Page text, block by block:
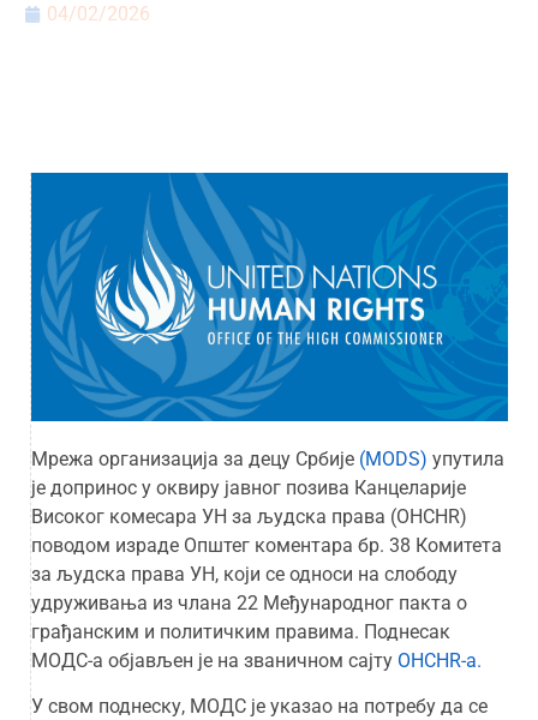
04/02/2026
Мрежа организација за децу Србије (MODS) упутила
је допринос у оквиру јавног позива Канцеларије
Високог комесара УН за људска права (OHCHR)
поводом израде Општег коментара бр. 38 Комитета
за људска права УН, који се односи на слободу
удруживања из члана 22 Међународног пакта о
грађанским и политичким правима. Поднесак
МОДС-а објављен је на званичном сајту OHCHR-а.
У свом поднеску, МОДС је указао на потребу да се